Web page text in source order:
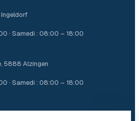
· Samedi : 08:00 – 18:00
5888 Alzingen
· Samedi : 08:00 – 18:00
Mierscherbierg, 7526 Mersch